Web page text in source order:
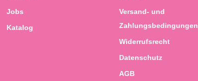
Jobs
Katalog
Versand- und
Zahlungsbedingungen
Widerrufsrecht
Datenschutz
AGB